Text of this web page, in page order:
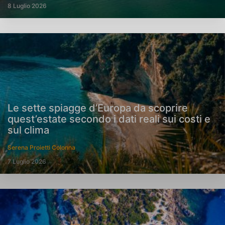
8 Luglio 2026
Le sette spiagge d’Europa da scoprire
quest’estate secondo i dati reali sui costi e
sul clima
Serena Proietti Colonna
7 Luglio 2026